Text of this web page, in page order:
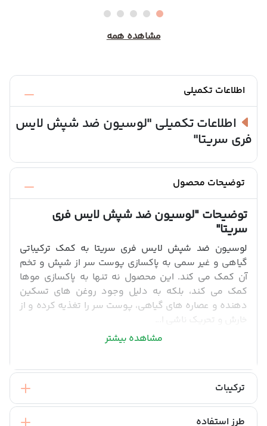
مشاهده همه
اطلاعات تکمیلی
اطلاعات تکمیلی "لوسیون ضد شپش لایس
فری سریتا"
توضیحات محصول
توضیحات"لوسیون ضد شپش لایس فری
سریتا"
لوسیون ضد شپش لایس فری سریتا به کمک ترکیباتی
گیاهی و غیر سمی به پاکسازی پوست سر از شپش و تخم
آن کمک می کند. این محصول نه تنها به پاکسازی موها
کمک می کند، بلکه به دلیل وجود روغن های تسکین
دهنده و عصاره های گیاهی، پوست سر را تغذیه کرده و از
خارش و تحریک ناشی ا...
مشاهده بیشتر
ترکیبات
طرز استفاده